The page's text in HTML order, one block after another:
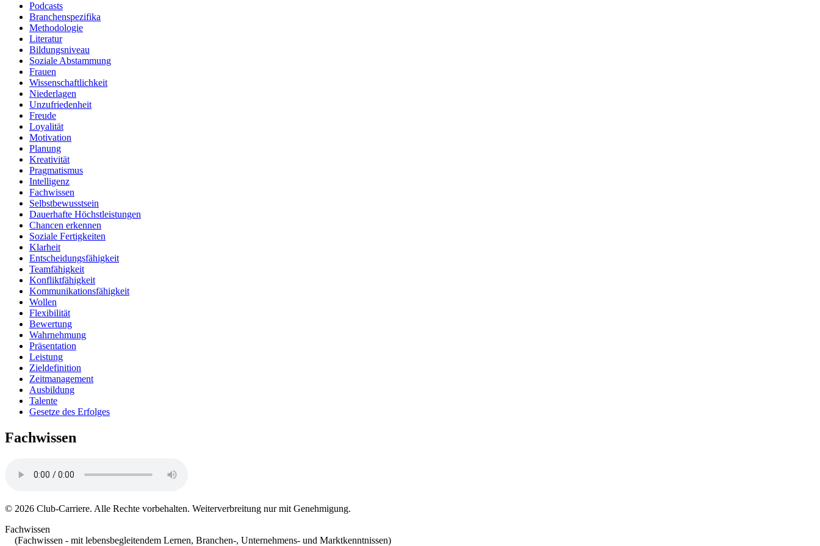
Podcasts
Branchenspezifika
Methodologie
Literatur
Bildungsniveau
Soziale Abstammung
Frauen
Wissenschaftlichkeit
Niederlagen
Unzufriedenheit
Freude
Loyalität
Motivation
Planung
Kreativität
Pragmatismus
Intelligenz
Fachwissen
Selbstbewusstsein
Dauerhafte Höchstleistungen
Chancen erkennen
Soziale Fertigkeiten
Klarheit
Entscheidungsfähigkeit
Teamfähigkeit
Konfliktfähigkeit
Kommunikationsfähigkeit
Wollen
Flexibilität
Bewertung
Wahrnehmung
Präsentation
Leistung
Zieldefinition
Zeitmanagement
Ausbildung
Talente
Gesetze des Erfolges
Fachwissen
© 2026 Club-Carriere. Alle Rechte vorbehalten. Weiterverbreitung nur mit Genehmigung.
Fachwissen
(Fachwissen - mit lebensbegleitendem Lernen, Branchen-, Unternehmens- und Marktkenntnissen)